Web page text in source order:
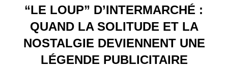
“LE LOUP” D’INTERMARCHÉ :
QUAND LA SOLITUDE ET LA
NOSTALGIE DEVIENNENT UNE
LÉGENDE PUBLICITAIRE